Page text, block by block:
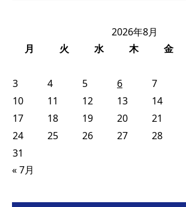
2026年8月
月
火 水 木 金
3
4 5 6 7
10
11 12 13 14
17
18 19 20 21
24
25 26 27 28
31
« 7月